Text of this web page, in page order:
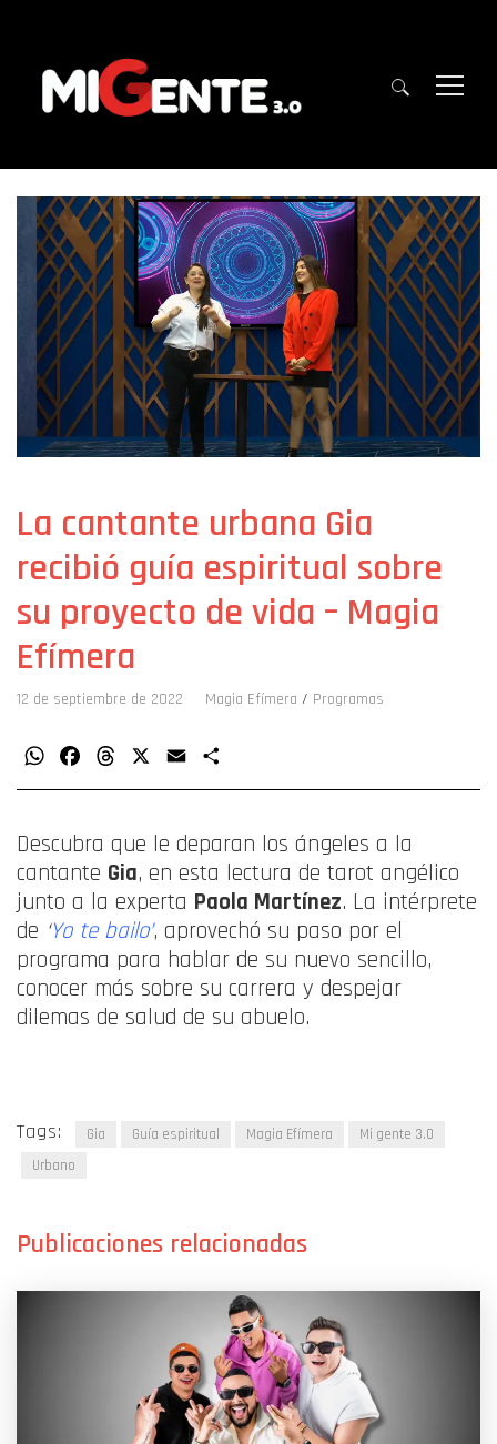
La cantante urbana Gia
recibió guía espiritual sobre
su proyecto de vida – Magia
Efímera
12 de septiembre de 2022 Magia Efímera / Programas
WhatsAppFacebookThreads Email
Descubra que le deparan los ángeles a la
cantante Gia, en esta lectura de tarot angélico
junto a la experta Paola Martínez. La intérprete
de ‘Yo te bailo’, aprovechó su paso por el
programa para hablar de su nuevo sencillo,
conocer más sobre su carrera y despejar
dilemas de salud de su abuelo.
Tags: Gia Guía espiritual Magia Efímera
Mi gente 3.0
Urbano